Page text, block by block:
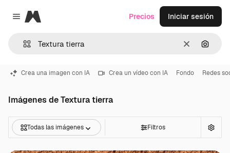
Close menu
Magnific
Borrar
Precios Iniciar sesión
Crea una imagen con IA Crea un vídeo con IA Fondo Redes
Imágenes de Textura tierra
Todas las imágenes Filtros